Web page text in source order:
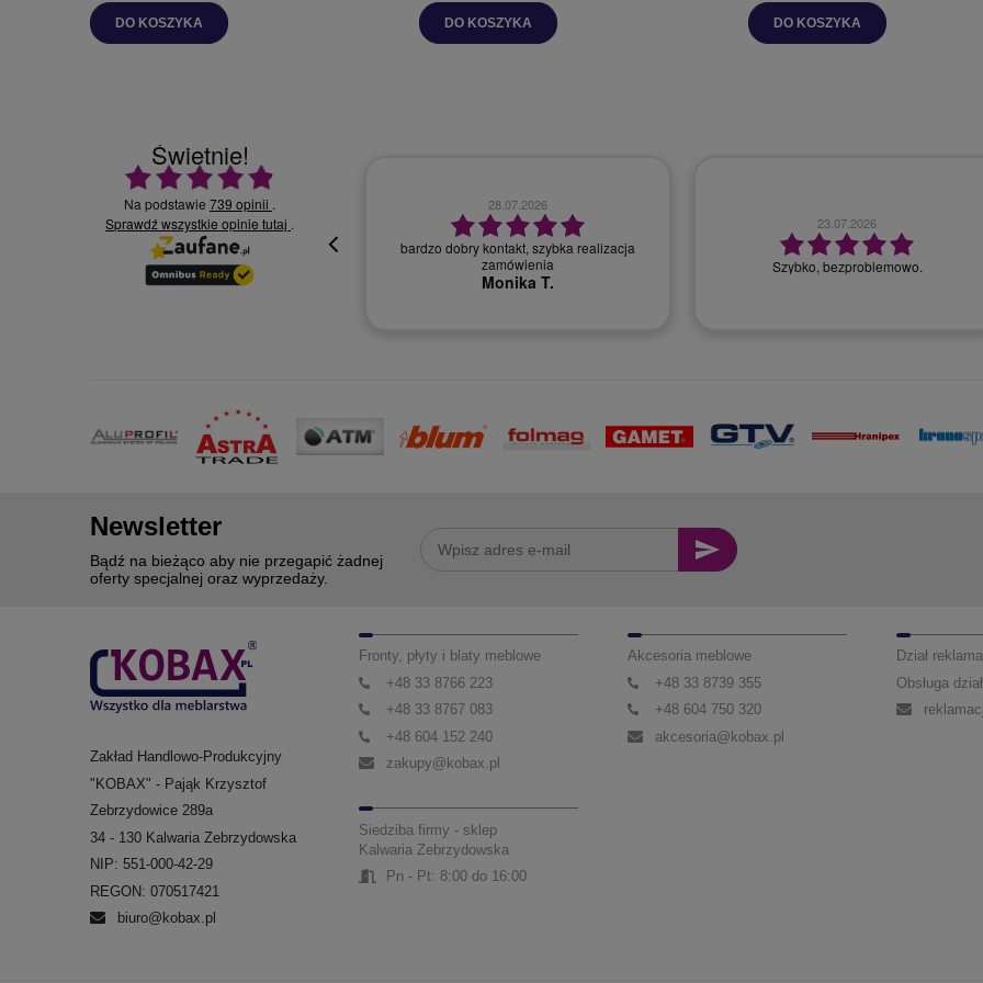
DO KOSZYKA DO KOSZYKA DO KOSZYKA
Świetnie!
Ocena średnia 4.9 na 5
Na podstawie 739 opinii .
Sprawdź wszystkie opinie tutaj .
30.07.2026
Wszystko super, miła i profesjonalna
obsługa.
28.07.2026
bardzo dobry kontakt, szybka realizacja
zamówienia
Monika T.
23.07.2026
Szybko, bezproblemowo.
Newsletter
Bądź na bieżąco aby nie przegapić żadnej
oferty specjalnej oraz wyprzedaży.
Zakład Handlowo-Produkcyjny
"KOBAX" - Pająk Krzysztof
Zebrzydowice 289a
34 - 130 Kalwaria Zebrzydowska
NIP: 551-000-42-29
REGON: 070517421
biuro@kobax.pl
Fronty, płyty i blaty meblowe
+48 33 8766 223
+48 33 8767 083
+48 604 152 240
zakupy@kobax.pl
Siedziba firmy - sklep
Kalwaria Zebrzydowska
Pn - Pt: 8:00 do 16:00
Akcesoria meblowe
+48 33 8739 355
+48 604 750 320
akcesoria@kobax.pl
Dział
Obsługa